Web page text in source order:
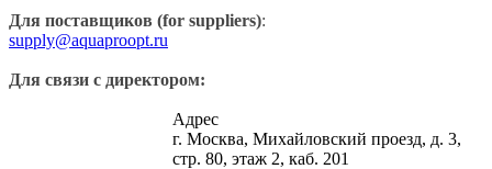
Для поставщиков (for suppliers):
supply@aquaproopt.ru
Для связи с директором:
Адрес
г. Москва, Михайловский проезд, д. 3,
стр. 80, этаж 2, каб. 201